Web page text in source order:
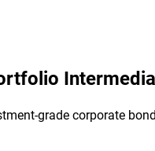
grade corporate